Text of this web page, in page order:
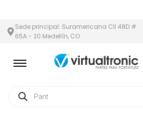
Sede principal: Suramericana Cll 48D #
65A - 20 Medellín, CO